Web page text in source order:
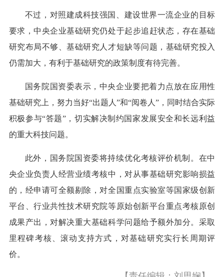
不过，对照建成科技强国、建设世界一流企业的目标
要求，中央企业基础研究仍处于起步追赶状态，存在基础
研究布局不够、基础研究人才短缺等问题，基础研究投入
仍需加大，有利于基础研究的政策制度有待完善。
国务院国资委表示，中央企业要把着力点放在应用性
基础研究上，努力当好“出题人”和“阅卷人”，同时结合实际
积极参与“答题”，切实解决制约国家发展安全和长远利益
的重大科技问题。
此外，国务院国资委将持续优化考核评价机制。在中
央企业负责人经营业绩考核中，对从事基础研究影响损益
的，经申请可全额剔除，对全国重点实验室等国家级创新
平台、行业共性技术研究院等原始创新平台重点考核原创
成果产出，对解决重大基础科学问题给予额外加分。采取
里程碑考核、滚动支持方式，对基础研究实行长周期评
价。